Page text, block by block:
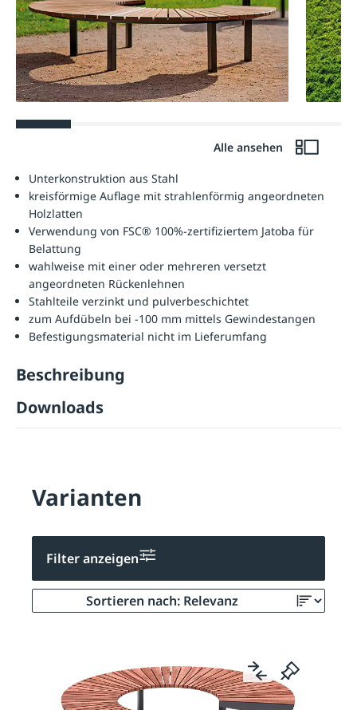
Alle ansehen
Unterkonstruktion aus Stahl
kreisförmige Auflage mit strahlenförmig angeordneten
Holzlatten
Verwendung von FSC® 100%-zertifiziertem Jatoba für
Belattung
wahlweise mit einer oder mehreren versetzt
angeordneten Rückenlehnen
Stahlteile verzinkt und pulverbeschichtet
zum Aufdübeln bei -100 mm mittels Gewindestangen
Befestigungsmaterial nicht im Lieferumfang
Beschreibung
Downloads
Varianten
Filter anzeigen